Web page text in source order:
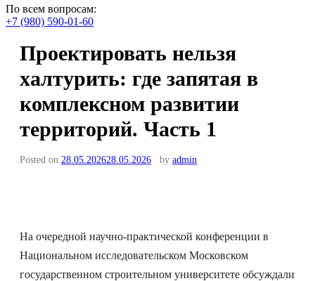
По всем вопросам:
+7 (980) 590-01-60
Проектировать нельзя
халтурить: где запятая в
комплексном развитии
территорий. Часть 1
Posted on 28.05.202628.05.2026 by admin
На очередной научно-практической конференции в
Национальном исследовательском Московском
государственном строительном университете обсуждали